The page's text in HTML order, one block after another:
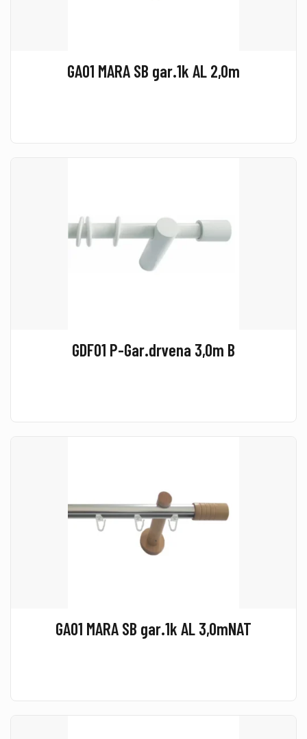
GA01 MARA SB gar.1k AL 2,0m
GDF01 P-Gar.drvena 3,0m B
GA01 MARA SB gar.1k AL 3,0mNAT